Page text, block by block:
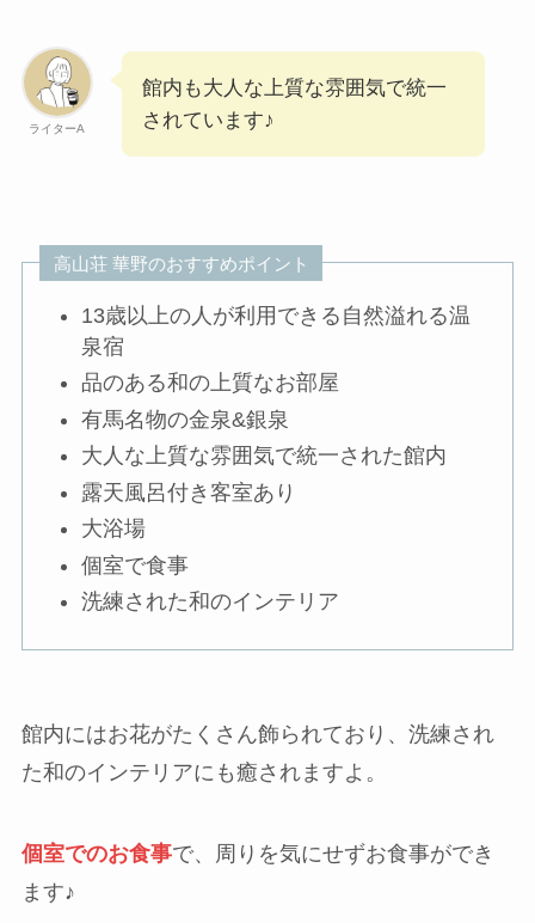
ライターA
館内も大人な上質な雰囲気で統一
されています♪
高山荘 華野のおすすめポイント
13歳以上の人が利用できる自然溢れる温
泉宿
品のある和の上質なお部屋
有馬名物の金泉&銀泉
大人な上質な雰囲気で統一された館内
露天風呂付き客室あり
大浴場
個室で食事
洗練された和のインテリア
館内にはお花がたくさん飾られており、洗練され
た和のインテリアにも癒されますよ。
個室でのお食事で、周りを気にせずお食事ができ
ます♪